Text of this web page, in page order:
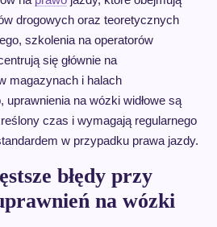
drogowych oraz teoretycznych
szkolenia na operatorów
się głównie na
magazynach i halach
uprawnienia na wózki widłowe są
czas i wymagają regularnego
w przypadku prawa jazdy.
błędy przy
na wózki